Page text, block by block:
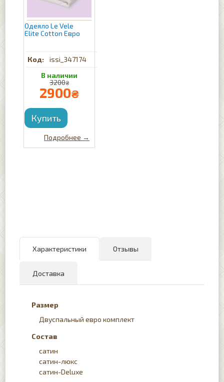
Одеяло Le Vele
Elite Cotton Евро
issi_347174
3200₴
2900₴
Характеристики Отзывы
Доставка
Размер
Двуспальный евро комплект
Состав
сатин
сатин-люкс
сатин-Deluxe